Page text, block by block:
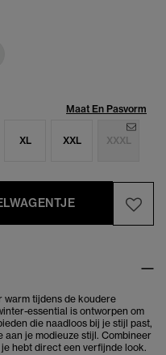
Maat En Pasvorm
XL XXL XXXL
warm tijdens de koudere
essential is ontworpen om
die naadloos bij je stijl past,
je modieuze stijl. Combineer
hebt direct een verfijnde look.